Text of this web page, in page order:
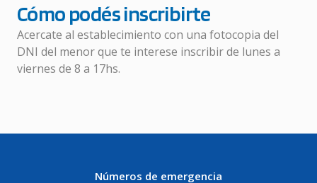
Cómo podés inscribirte
Acercate al establecimiento con una fotocopia del
DNI del menor que te interese inscribir de lunes a
viernes de 8 a 17hs.
Números de emergencia